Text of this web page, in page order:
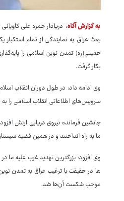
به گزارش آگاه: دریادار حمزه علی
بعث عراق به نمایندگی از تمام
خمینی(ره) تمدن نوین اسلامی را
بکار گرفت.
وی ادامه داد: در طول دوران انقلاب
سرویس‌های اطلاعاتی انقلاب اسلامی را
جانشین فرمانده نیروی دریایی ارتش
ما به راه انداختند و در همین قضیه
وی افزود: بزرگترین تهدید غرب علیه
ها در حقیقت با ترغیب عراق به تمدن
موجب شکست آن‌ها شد.